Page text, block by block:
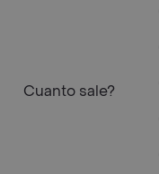
Cuanto sale?